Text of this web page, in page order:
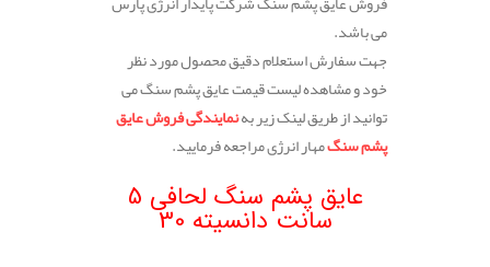
می باشد.
جهت سفارش استعلام دقیق محصول مورد نظر
خود و مشاهده لیست قیمت عایق پشم سنگ می
توانید از طریق لینک زیر بهنمایندگی فروش عایق
پشم سنگمهار انرژی مراجعه فرمایید.
عایق پشم سنگ لحافی 5
سانت دانسیته 30